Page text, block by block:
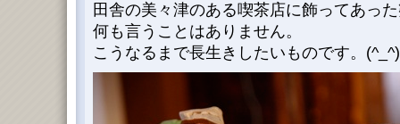
田舎の美々津のある喫茶店に飾ってあっ
何も言うことはありません。
こうなるまで長生きしたいものです。(^_^)